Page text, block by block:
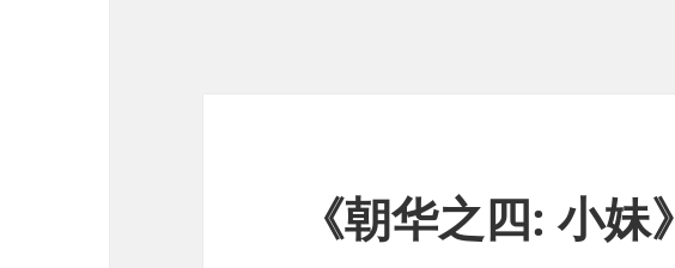
《朝华之四: 小妹》